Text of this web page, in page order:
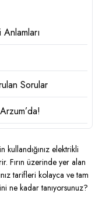
Sorular
kullandığınız elektrikli
Fırın üzerinde yer alan
tarifleri kolayca ve tam
ne kadar tanıyorsunuz?